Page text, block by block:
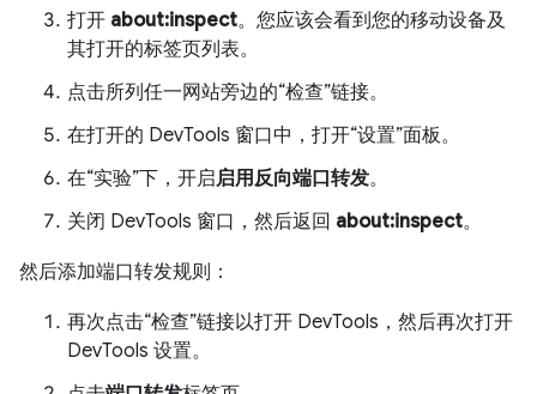
打开 about:inspect。您应该会看到您的移动设备及
其打开的标签页列表。
点击所列任一网站旁边的“检查”链接。
在打开的 DevTools 窗口中，打开“设置”面板。
在“实验”下，开启启用反向端口转发。
关闭 DevTools 窗口，然后返回 about:inspect。
然后添加端口转发规则：
再次点击“检查”链接以打开 DevTools，然后再次打开
DevTools 设置。